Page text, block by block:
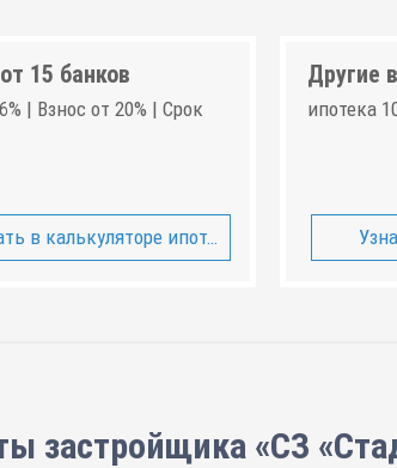
15 банков
| Взнос от 20% | Срок
в калькуляторе ипотеки
Другие
ипотека
застройщика «СЗ